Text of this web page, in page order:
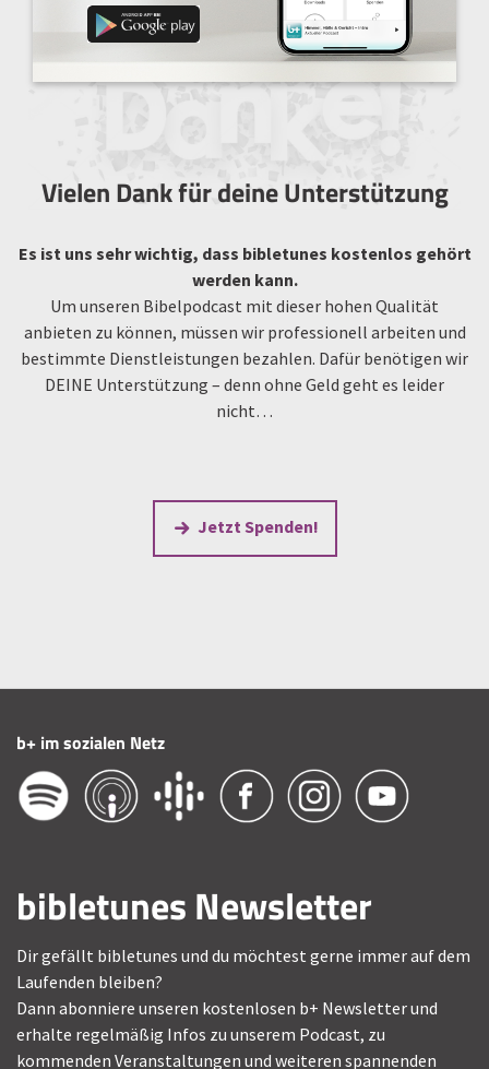
Vielen Dank für deine Unterstützung
Es ist uns sehr wichtig, dass bibletunes kostenlos gehört
werden kann.
Um unseren Bibelpodcast mit dieser hohen Qualität
anbieten zu können, müssen wir professionell arbeiten und
bestimmte Dienstleistungen bezahlen. Dafür benötigen wir
DEINE Unterstützung – denn ohne Geld geht es leider
nicht…
Jetzt Spenden!
b+ im sozialen Netz
bibletunes Newsletter
Dir gefällt bibletunes und du möchtest gerne immer auf dem
Laufenden bleiben?
Dann abonniere unseren kostenlosen b+ Newsletter und
erhalte regelmäßig Infos zu unserem Podcast, zu
kommenden Veranstaltungen und weiteren spannenden